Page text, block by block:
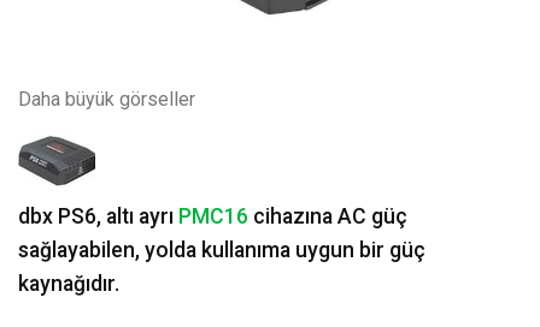
Daha büyük görseller
dbx PS6, altı ayrı PMC16 cihazına AC güç
sağlayabilen, yolda kullanıma uygun bir güç
kaynağıdır.